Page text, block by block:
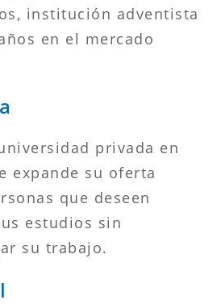
institución adventista
en el mercado
privada en
expande su oferta
que deseen
estudios sin
su trabajo.